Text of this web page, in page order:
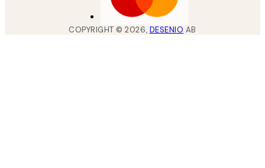
COPYRIGHT ©2026, DESENIO AB